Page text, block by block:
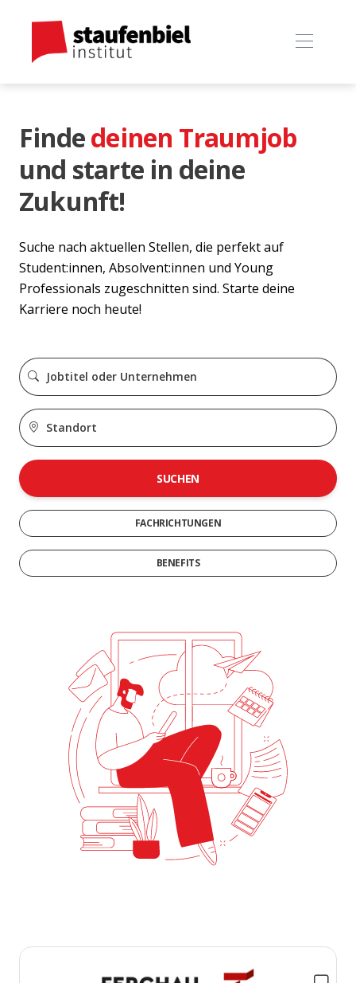
Findedeinen Traumjob
und starte in deine
Zukunft!
Suche nach aktuellen Stellen, die perfekt auf
Student:innen, Absolvent:innen und Young
Professionals zugeschnitten sind. Starte deine
Karriere noch heute!
SUCHEN
FACHRICHTUNGEN
BENEFITS